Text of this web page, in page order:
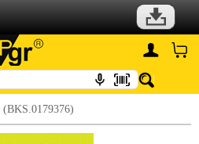
(BKS.0179376)